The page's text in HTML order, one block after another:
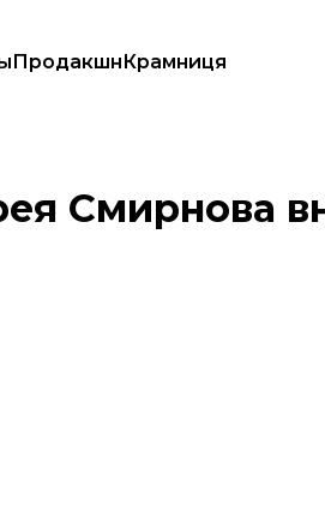
ПродакшнКрамниця
Смирнова